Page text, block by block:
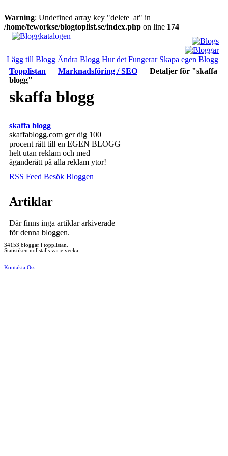
Warning: Undefined array key "delete_at" in
/home/feworkse/blogtoplist.se/index.php on line 174
Lägg till Blogg Ändra Blogg Hur det Fungerar Skapa egen Blogg
Topplistan — Marknadsföring / SEO — Detaljer för "skaffa
blogg"
skaffa blogg
skaffa blogg
skaffablogg.com ger dig 100
procent rätt till en EGEN BLOGG
helt utan reklam och med
äganderätt på alla reklam ytor!
RSS Feed Besök Bloggen
Artiklar
Där finns inga artiklar arkiverade
för denna bloggen.
34153 bloggar i topplistan.
Statistiken nollställs varje vecka.
Kontakta Oss